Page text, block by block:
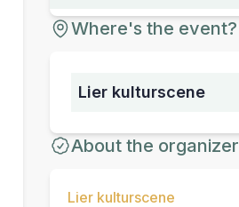
Where's the event?
Lier kulturscene
About the organizer
Lier kulturscene